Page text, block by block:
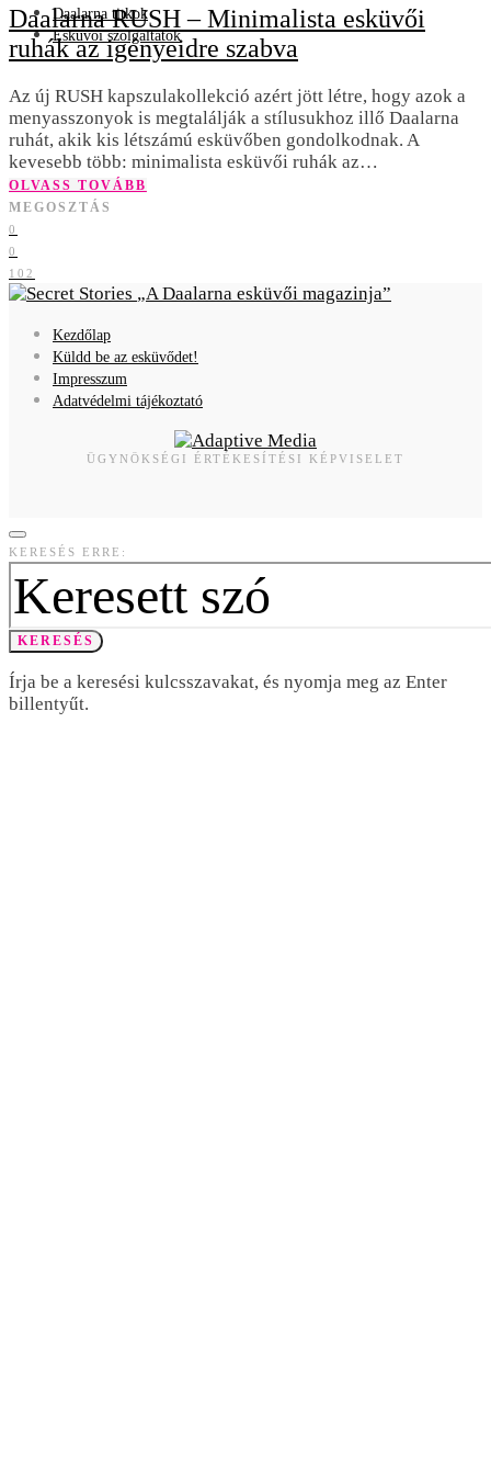
Daalarna titkok
Esküvői szolgáltatók
Daalarna RUSH – Minimalista esküvői
ruhák az igényeidre szabva
Az új RUSH kapszulakollekció azért jött létre, hogy azok a
menyasszonyok is megtalálják a stílusukhoz illő Daalarna
ruhát, akik kis létszámú esküvőben gondolkodnak. A
kevesebb több: minimalista esküvői ruhák az…
OLVASS TOVÁBB
MEGOSZTÁS
0
0
102
A Daalarna esküvői magazinja
Kezdőlap
Küldd be az esküvődet!
Impresszum
Adatvédelmi tájékoztató
ÜGYNÖKSÉGI ÉRTÉKESÍTÉSI KÉPVISELET
KERESÉS ERRE:
KERESÉS
Írja be a keresési kulcsszavakat, és nyomja meg az Enter
billentyűt.